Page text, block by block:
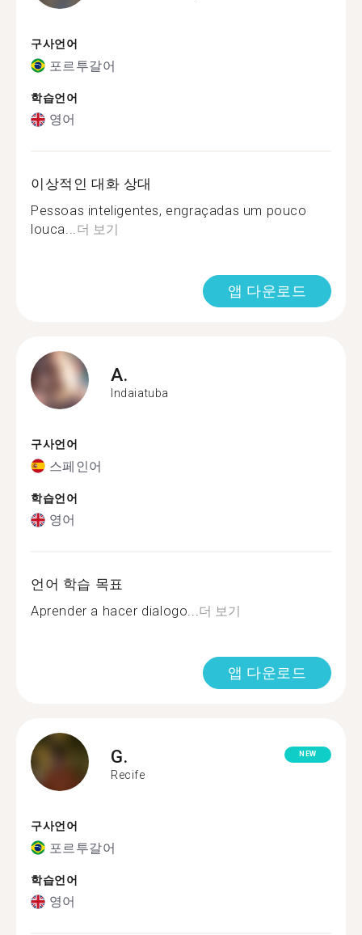
구사언어
포르투갈어
학습언어
영어
이상적인 대화 상대
Pessoas inteligentes, engraçadas um pouco
louca...더 보기
앱 다운로드
A.
Indaiatuba
구사언어
스페인어
학습언어
영어
언어 학습 목표
Aprender a hacer dialogo...더 보기
앱 다운로드
G.
Recife
NEW
구사언어
포르투갈어
학습언어
영어